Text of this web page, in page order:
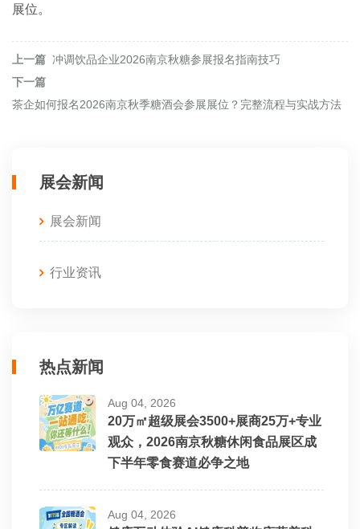
展位。
上一篇 冲调饮品企业2026南京秋糖参展报名指南技巧
下一篇
茶企如何报名2026南京秋季糖酒会参展展位？完整流程与实战方法
展会新闻
展会新闻
行业资讯
热点新闻
Aug 04, 2026
20万㎡超级展会3500+展商25万+专业
观众，2026南京秋糖休闲食品展区成
下半年零食赛道必争之地
Aug 04, 2026